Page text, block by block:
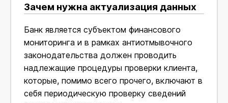
Зачем нужна актуализация данных
Банк является субъектом финансового
мониторинга и в рамках антиотмывочного
законодательства должен проводить
надлежащие процедуры проверки клиента,
которые, помимо всего прочего, включают в
себя периодическую проверку сведений